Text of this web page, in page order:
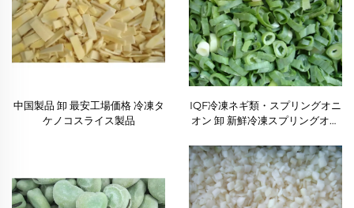
中国製品 卸 最安工場価格 冷凍タ
ケノコスライス製品
IQF冷凍ネギ類・スプリングオニ
オン 卸 新鮮冷凍スプリングオニ